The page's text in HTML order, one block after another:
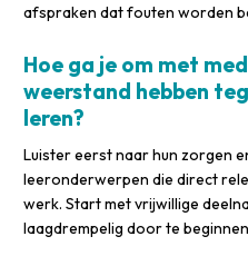
afspraken dat fouten worden
Hoe ga je om met
weerstand hebben
leren?
Luister eerst naar hun zorgen
leeronderwerpen die direct
werk. Start met vrijwillige
laagdrempelig door te